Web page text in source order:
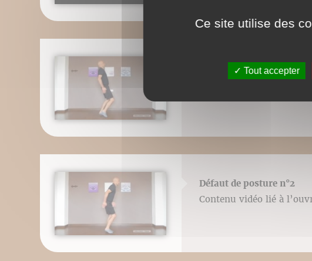
Défaut de posture n°1
Défaut de posture n°2
Contenu vidéo lié à
Ce site utilise des
Tout accepter